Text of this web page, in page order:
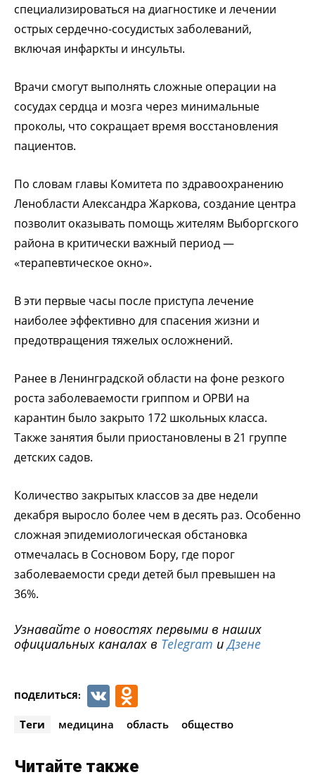
специализироваться на диагностике и лечении
острых сердечно-сосудистых заболеваний,
включая инфаркты и инсульты.
Врачи смогут выполнять сложные операции на
сосудах сердца и мозга через минимальные
проколы, что сокращает время восстановления
пациентов.
По словам главы Комитета по здравоохранению
Ленобласти Александра Жаркова, создание центра
позволит оказывать помощь жителям Выборгского
района в критически важный период —
«терапевтическое окно».
В эти первые часы после приступа лечение
наиболее эффективно для спасения жизни и
предотвращения тяжелых осложнений.
Ранее в Ленинградской области на фоне резкого
роста заболеваемости гриппом и ОРВИ на
карантин было закрыто 172 школьных класса.
Также занятия были приостановлены в 21 группе
детских садов.
Количество закрытых классов за две недели
декабря выросло более чем в десять раз. Особенно
сложная эпидемиологическая обстановка
отмечалась в Сосновом Бору, где порог
заболеваемости среди детей был превышен на
36%.
Узнавайте о новостях первыми в наших
официальных каналах в Telegram иДзене
ПОДЕЛИТЬСЯ: VK
Теги медицина область общество
Читайте также